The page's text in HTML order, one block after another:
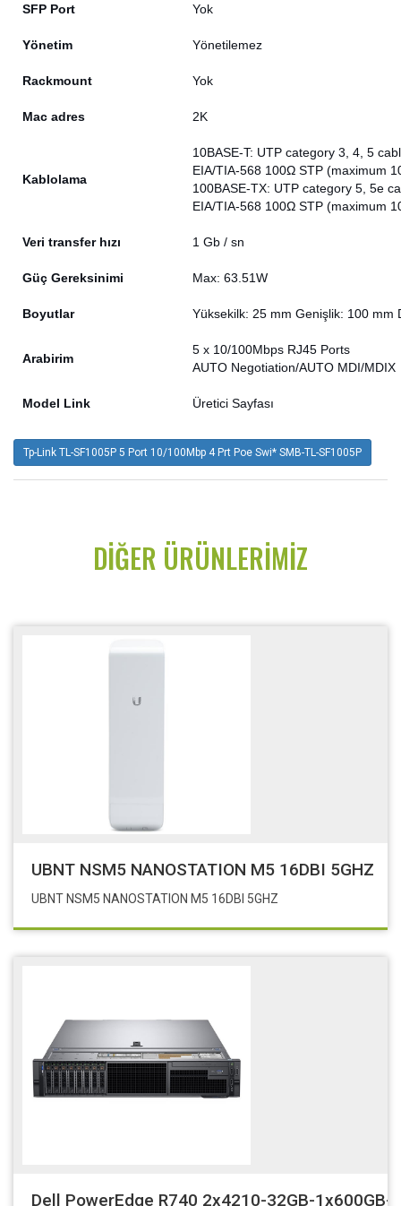
SFP Port Yok
Yönetim Yönetilemez
Rackmount Yok
Mac adres 2K
Kablolama
10BASE-T: UTP category 3, 4, 5
EIA/TIA-568 100Ω STP (maximum
100BASE-TX: UTP category 5, 5e
EIA/TIA-568 100Ω STP (maximum
Veri transfer hızı 1 Gb / sn
Güç Gereksinimi Max: 63.51W
Boyutlar Yüksekilk: 25 mm Genişlik: 100 mm
Arabirim
5 x 10/100Mbps RJ45 Ports
AUTO Negotiation/AUTO MDI/MDIX
Model Link Üretici Sayfası
Tp-Link TL-SF1005P 5 Port 10/100Mbp 4 Prt Poe Swi* SMB-TL-SF1005P
DIĞER ÜRÜNLERIMIZ
UBNT NSM5 NANOSTATION M5 16DBI 5GHZ
UBNT NSM5 NANOSTATION M5 16DBI 5GHZ
Dell PowerEdge R740 2x4210-32GB-